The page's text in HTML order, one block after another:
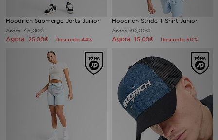
Hoodrich Submerge Jorts Junior
Antes45,00€
Agora 25,00€ Desconto 44%
Hoodrich Stride T-Shirt Junior
Antes30,00€
Agora 15,00€ Desconto 50%
FUTEBOL JD
MENSAGENS